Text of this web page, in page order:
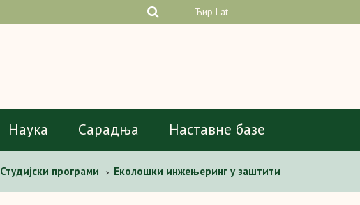
Ћир Lat
Наука Сарадња Наставне базе
Студијски програми > Еколошки инжењеринг у заштити